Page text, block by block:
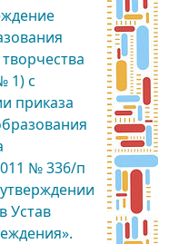
1) с
приказа
№ 336/п
Устав